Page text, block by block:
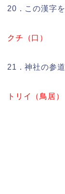
20．この漢字
クチ（口）
21．神社の参
トリイ（鳥居）